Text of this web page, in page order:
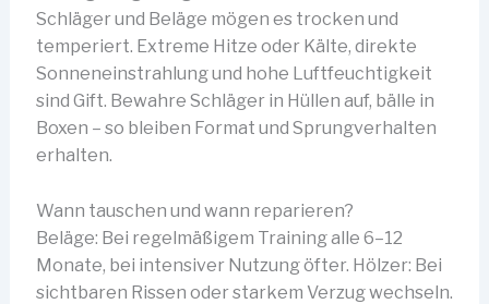
Schläger und Beläge mögen es trocken und
temperiert. Extreme Hitze oder Kälte, direkte
Sonneneinstrahlung und hohe Luftfeuchtigkeit
sind Gift. Bewahre Schläger in Hüllen auf, bälle in
Boxen – so bleiben Format und Sprungverhalten
erhalten.
Wann tauschen und wann reparieren?
Beläge: Bei regelmäßigem Training alle 6–12
Monate, bei intensiver Nutzung öfter. Hölzer: Bei
sichtbaren Rissen oder starkem Verzug wechseln.